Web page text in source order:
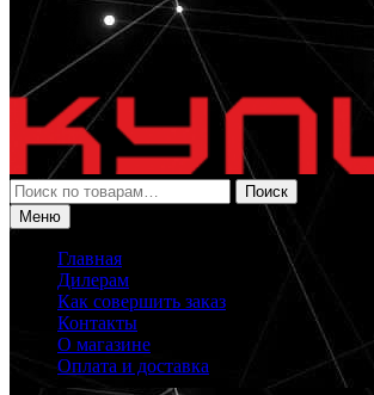
Искать:
Поиск
Меню
Главная
Дилерам
Как совершить заказ
Контакты
О магазине
Оплата и доставка